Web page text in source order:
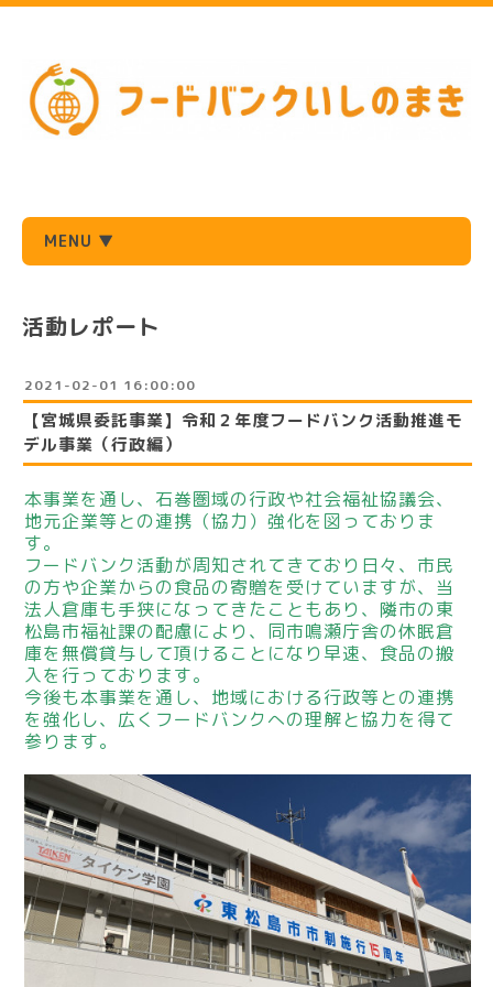
MENU ▼
活動レポート
2021-02-01 16:00:00
【宮城県委託事業】令和２年度フードバンク活動推進モ
デル事業（行政編）
本事業を通し、石巻圏域の行政や社会福祉協議会、
地元企業等との連携（協力）強化を図っておりま
す。
フードバンク活動が周知されてきており日々、市民
の方や企業からの食品の寄贈を受けていますが、当
法人倉庫も手狭になってきたこともあり、隣市の東
松島市福祉課の配慮により、同市鳴瀬庁舎の休眠倉
庫を無償貸与して頂けることになり早速、食品の搬
入を行っております。
今後も本事業を通し、地域における行政等との連携
を強化し、広くフードバンクへの理解と協力を得て
参ります。